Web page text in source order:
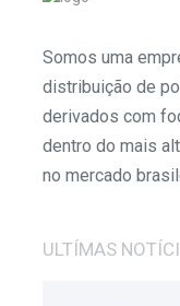
Somos uma
distribuição de
derivados com
dentro do mais
no mercado
ULTÍMAS